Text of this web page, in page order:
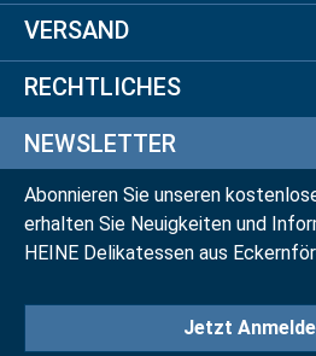
VERSAND
RECHTLICHES
NEWSLETTER
Abonnieren Sie unseren
erhalten Sie Neuigkeiten und
HEINE Delikatessen aus
Jetzt